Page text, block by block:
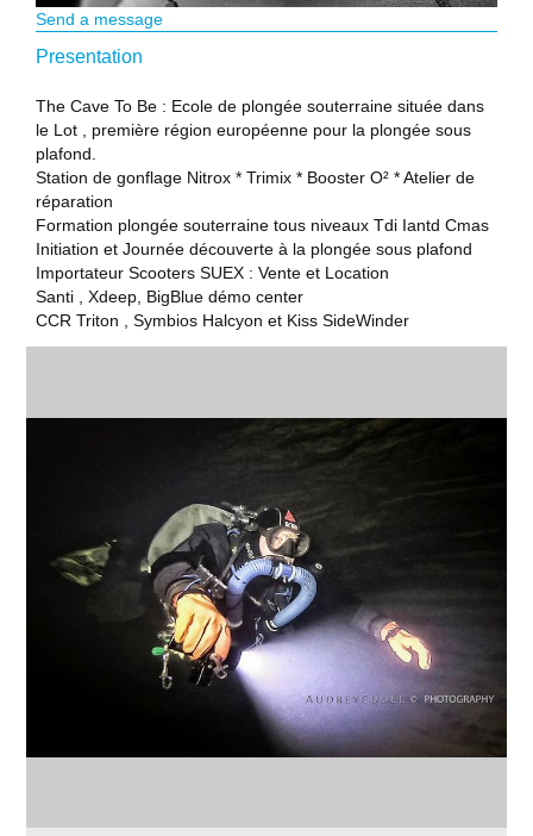
Send a message
Presentation
The Cave To Be : Ecole de plongée souterraine située dans
le Lot , première région européenne pour la plongée sous
plafond.
Station de gonflage Nitrox * Trimix * Booster O² * Atelier de
réparation
Formation plongée souterraine tous niveaux Tdi Iantd Cmas
Initiation et Journée découverte à la plongée sous plafond
Importateur Scooters SUEX : Vente et Location
Santi , Xdeep, BigBlue démo center
CCR Triton , Symbios Halcyon et Kiss SideWinder